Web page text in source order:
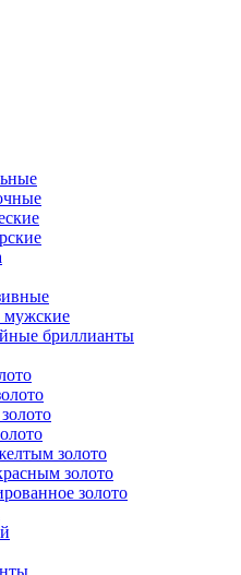
мужские
бриллианты
золото
золото
золото